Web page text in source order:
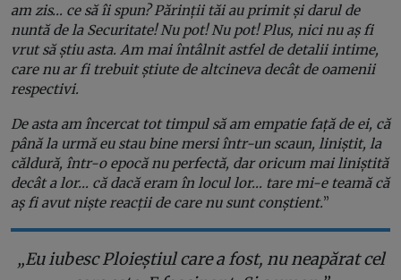
am zis… ce să îi spun? Părinții tăi au primit și darul de
nuntă de la Securitate! Nu pot! Nu pot! Plus, nici nu aș fi
vrut să știu asta. Am mai întâlnit astfel de detalii intime,
care nu ar fi trebuit știute de altcineva decât de oamenii
respectivi.
De asta am încercat tot timpul să am empatie față de ei, că
până la urmă eu stau bine mersi într-un scaun, liniștit, la
căldură, într-o epocă nu perfectă, dar oricum mai liniștită
decât a lor… că dacă eram în locul lor… tare mi-e teamă că
aș fi avut niște reacții de care nu sunt conștient.”
„Eu iubesc Ploieștiul care a fost, nu neapărat cel